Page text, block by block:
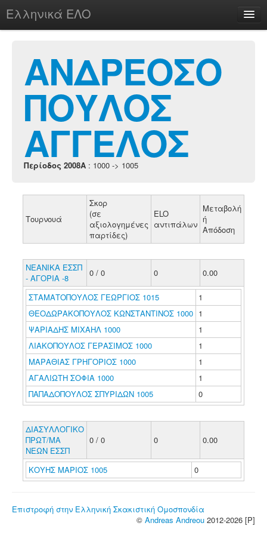
Ελληνικά ΕΛΟ
chesstu.be @ discord
Login
ΑΝΔΡΕΟΣΟ
ΠΟΥΛΟΣ
ΑΓΓΕΛΟΣ
Περίοδος 2008A : 1000 -> 1005
Τουρνουά
Σκορ
(σε
αξιολογημένες
παρτίδες)
ELO
αντιπάλων
Μεταβολή
ή
Απόδοση
ΝΕΑΝΙΚΑ ΕΣΣΠ
- ΑΓΟΡΙΑ -8
0 / 0 0 0.00
ΣΤΑΜΑΤΟΠΟΥΛΟΣ ΓΕΩΡΓΙΟΣ 1015
1
ΘΕΟΔΩΡΑΚΟΠΟΥΛΟΣ ΚΩΝΣΤΑΝΤΙΝΟΣ 1000 1
ΨΑΡΙΑΔΗΣ ΜΙΧΑΗΛ 1000
1
ΛΙΑΚΟΠΟΥΛΟΣ ΓΕΡΑΣΙΜΟΣ 1000
1
ΜΑΡΑΘΙΑΣ ΓΡΗΓΟΡΙΟΣ 1000
1
ΑΓΑΛΙΩΤΗ ΣΟΦΙΑ 1000
1
ΠΑΠΑΔΟΠΟΥΛΟΣ ΣΠΥΡΙΔΩΝ 1005
0
ΔΙΑΣΥΛΛΟΓΙΚΟ
ΠΡΩΤ/ΜΑ
ΝΕΩΝ ΕΣΣΠ
0 / 0 0 0.00
ΚΟΥΗΣ ΜΑΡΙΟΣ 1005 0
Επιστροφή στην Ελληνική Σκακιστική Ομοσπονδία
© Andreas Andreou 2012-2026 [P]